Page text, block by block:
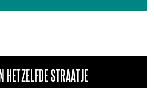
IN HETZELFDE STRAATJE